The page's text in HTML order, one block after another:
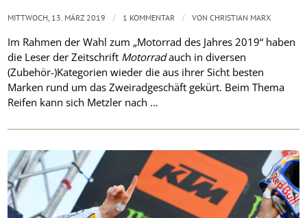
Im Rahmen der Wahl zum „Motorrad des Jahres 2019“ haben
die Leser der Zeitschrift Motorradauch in diversen
(Zubehör-)Kategorien wieder die aus ihrer Sicht besten
Marken rund um das Zweiradgeschäft gekürt. Beim Thema
Reifen kann sich Metzler nach …
MITTWOCH, 13. MÄRZ 2019 / 1 KOMMENTAR / VONCHRISTIAN MARX